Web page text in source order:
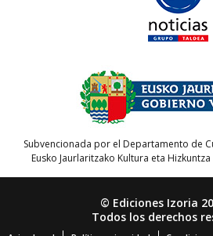
Subvencionada por el Departamento de
Eusko Jaurlaritzako Kultura eta
© Ediciones Izoria
Todos los derechos